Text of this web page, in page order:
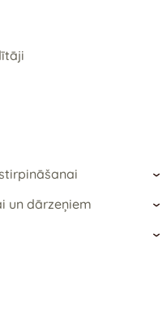
›
un dārzeņiem ›
›